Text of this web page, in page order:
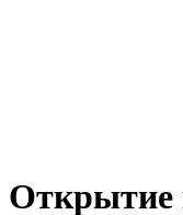
Открытие